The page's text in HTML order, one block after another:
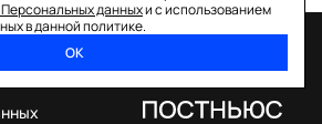
данныхи с использованием
в данной политике.
ОК